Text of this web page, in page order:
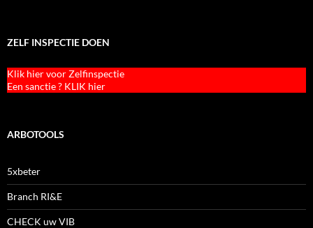
ZELF INSPECTIE DOEN
Klik hier voor Zelfinspectie
Een sanctie ? KLIK hier
ARBOTOOLS
5xbeter
Branch RI&E
CHECK uw VIB